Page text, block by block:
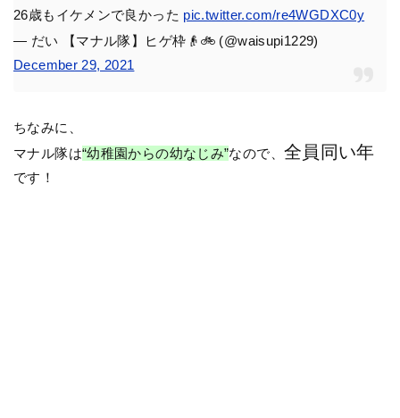
26歳もイケメンで良かった pic.twitter.com/re4WGDXC0y
— だい 【マナル隊】ヒゲ枠👴🚲 (@waisupi1229)
December 29, 2021
ちなみに、
マナル隊は“幼稚園からの幼なじみ”なので、 全員同い年
です！